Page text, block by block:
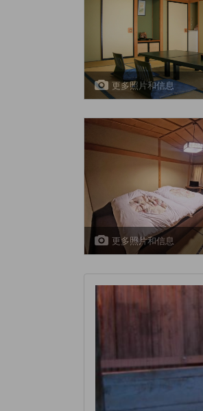
更多照片和信息
更多照片和信息